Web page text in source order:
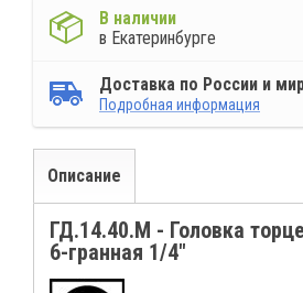
В наличии
в Екатеринбурге
Доставка по России и
Подробная информация
Описание
ГД.14.40.М - Головка
6-гранная 1/4"